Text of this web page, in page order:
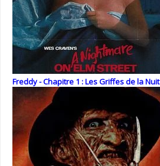
Freddy - Chapitre 1 : Les Griffes de la Nuit